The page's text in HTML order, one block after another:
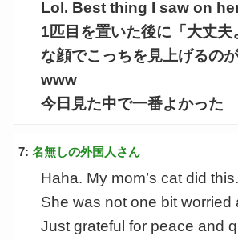
Lol. Best thing I saw on
1匹目を置いた後に「大丈夫
な顔でこっちを見上げるの
www
今日見た中で一番よかった
7: 名無しの外国人さん
Haha. My mom’s cat did this.
She was not one bit worried
Just grateful for peace and